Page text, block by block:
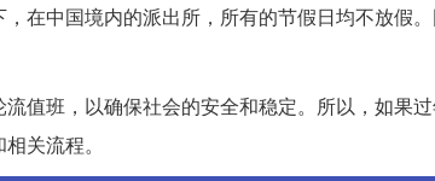
在中国境内的派出所，所有的节假日均不放假
值班，以确保社会的安全和稳定。所以，如果
关流程。